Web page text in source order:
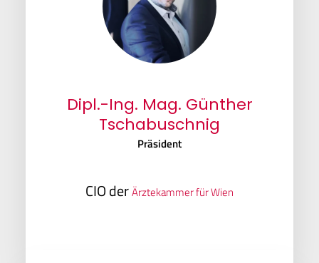
Dipl.-Ing. Mag. Günther
Tschabuschnig
Präsident
CIO derÄrztekammer für Wien